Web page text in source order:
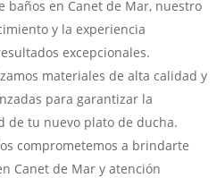
baños en Canet de Mar, nuestro
y la experiencia
excepcionales.
materiales de alta calidad y
para garantizar la
tu nuevo plato de ducha.
comprometemos a brindarte
Canet de Mar y atención